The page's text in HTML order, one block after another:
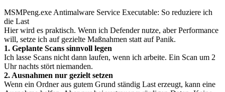
MSMPeng.exe Antimalware Service Executable: So reduziere ich
die Last
Hier wird es praktisch. Wenn ich Defender nutze, aber Performance
will, setze ich auf gezielte Maßnahmen statt auf Panik.
1. Geplante Scans sinnvoll legen
Ich lasse Scans nicht dann laufen, wenn ich arbeite. Ein Scan um 2
Uhr nachts stört niemanden.
2. Ausnahmen nur gezielt setzen
Wenn ein Ordner aus gutem Grund ständig Last erzeugt, kann eine